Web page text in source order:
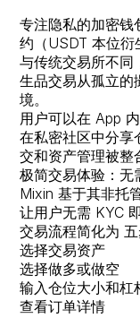
恢复
财富传承
专注隐私的加密钱
约 （USDT 本位衍
与传统交易所不同
生品交易从孤立的
境。
用户可以在 App
在私密社区中分享
交和资产管理被整
极简交易体验：无
Mixin 基于其非托
让用户无需 KYC
交易流程简化为
选择交易资产
选择做多或做空
输入仓位大小和杠
查看订单详情